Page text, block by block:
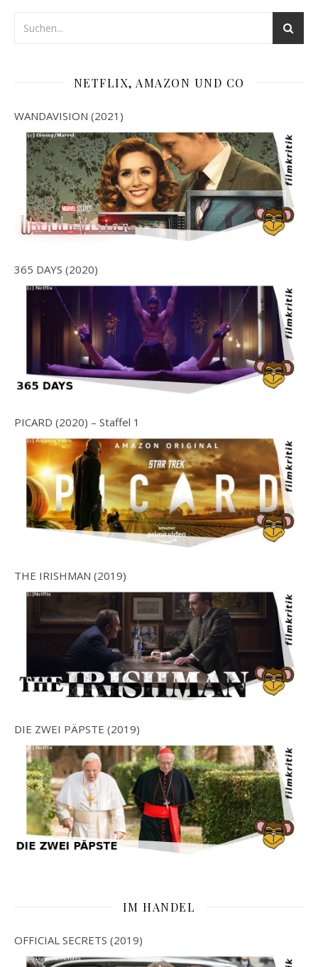
NETFLIX, AMAZON UND CO
WANDAVISION (2021)
365 DAYS (2020)
PICARD (2020) – Staffel 1
THE IRISHMAN (2019)
DIE ZWEI PÄPSTE (2019)
IM HANDEL
OFFICIAL SECRETS (2019)